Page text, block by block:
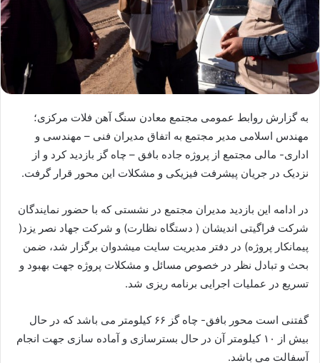
به گزارش روابط عمومی مجتمع معادن سنگ آهن فلات مرکزی؛
مهندس اسلامی مدیر مجتمع به اتفاق مدیران فنی – مهندسی و
اداری- مالی مجتمع از پروژه جاده بافق – چاه گز بازدید کرد و از
نزدیک در جریان پیشرفت فیزیکی و مشکلات این محور قرار گرفت.
در ادامه این بازدید مدیران مجتمع در نشستی که با حضور نمایندگان
شرکت فراگیتی اندیشان ( دستگاه نظارت) و شرکت جهاد نصر یزد(
پیمانکار پروژه) در دفتر مدیریت سایت میشدوان برگزار شد، ضمن
بحث و تبادل نظر در خصوص مسائل و مشکلات پروژه جهت بهبود و
تسریع در عملیات اجرایی برنامه ریزی شد.
گفتنی است محور بافق- چاه گز ۶۶ کیلومتر می باشد که در حال
بیش از ۱۰ کیلومتر آن در حال بسترسازی و آماده سازی جهت انجام
آسفالت می باشد.